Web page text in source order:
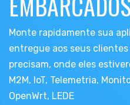
Monte rapidamente sua
entregue aos seus
precisam, onde eles
M2M, IoT, Telemetria,
OpenWrt, LEDE